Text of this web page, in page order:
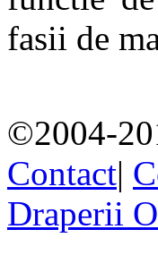
fasii de
©2004-
Contact|
Draperii